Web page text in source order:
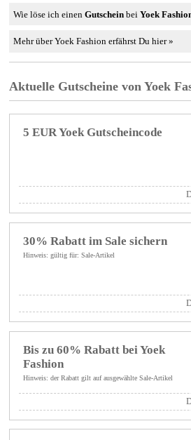
Wie löse ich einenGutschein beiYoek
Mehr über Yoek Fashion erfährst Du hier »
Aktuelle Gutscheine von Yoek
5 EUR Yoek Gutscheincode
30% Rabatt im Sale sichern
Hinweis: gültig für: Sale-Artikel
Bis zu 60% Rabatt bei Yoek
Fashion
Hinweis: der Rabatt gilt auf ausgewählte Sale-Artikel